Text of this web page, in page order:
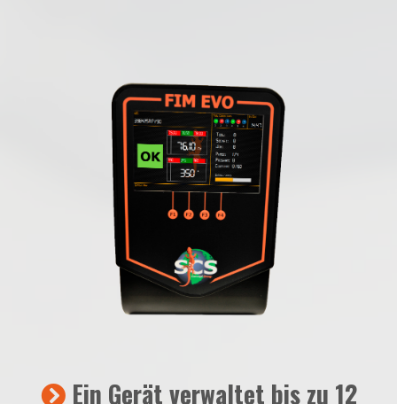
Ein Gerät verwaltet bis zu 12